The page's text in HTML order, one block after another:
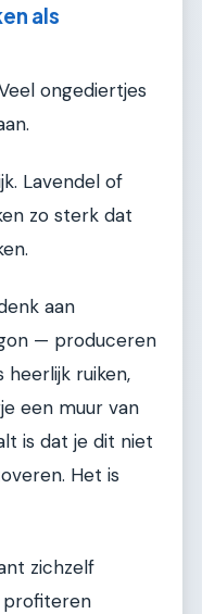
als
ongediertjes
Lavendel of
zo sterk dat
aan
— produceren
heerlijk ruiken,
een muur van
is dat je dit niet
Het is
zichzelf
profiteren